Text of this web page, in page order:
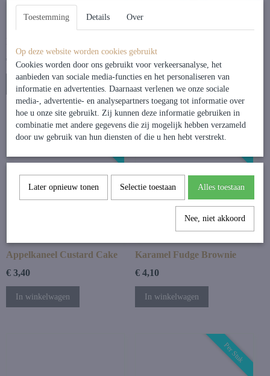
€ 3,40
In winkelwagen In winkelwagen
Per Stuk
Appelkaneel Custard Cake
€ 3,40
In winkelwagen
Per Stuk
Karamel Fudge Brownie
€ 4,10
In winkelwagen
Per Stuk
Toestemming Details Over
Op deze website worden cookies gebruikt
Cookies worden door ons gebruikt voor verkeersanalyse, het
aanbieden van sociale media-functies en het personaliseren van
informatie en advertenties. Daarnaast verlenen we onze sociale
media-, advertentie- en analysepartners toegang tot informatie over
hoe u onze site gebruikt. Zij kunnen deze informatie gebruiken in
combinatie met andere gegevens die zij mogelijk hebben verzameld
door uw gebruik van hun diensten of die u hen hebt verstrekt.
Later opnieuw tonen Selectie toestaan Alles toestaan
Nee, niet akkoord